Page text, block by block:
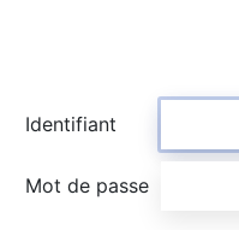
Identifiant
Mot de passe